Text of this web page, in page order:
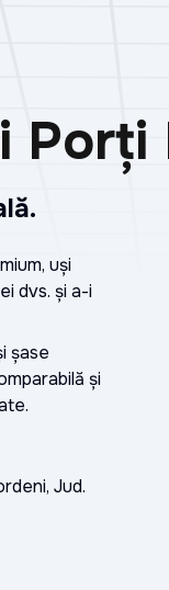
uși
dvs. și a-i
șase
și
Jud.